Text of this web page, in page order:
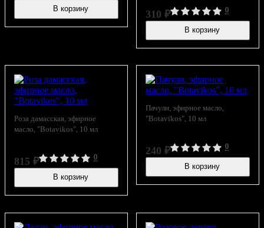
В корзину 310 ₽ 0
В корзину
Роза дамасская, эфирное
масло, "Botavikos", 10 мл
815 ₽ 0
В корзину
Пачули, эфирное масло,
"Botavikos", 10 мл
240 ₽ 0
В корзину